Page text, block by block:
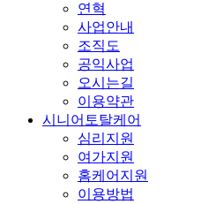
연혁
사업안내
조직도
공익사업
오시는길
이용약관
시니어토탈케어
심리지원
여가지원
홈케어지원
이용방법